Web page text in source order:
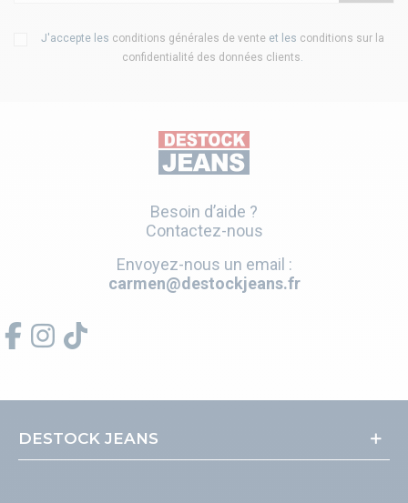
J'accepte les conditions générales de vente et les conditions sur la
confidentialité des données clients
Besoin d’aide ?
Contactez-nous
Envoyez-nous un email :
carmen@destockjeans.fr
DESTOCK JEANS